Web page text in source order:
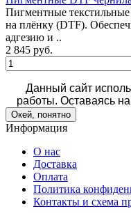
Пигментные
на плёнку (DTF).
адгезию и ..
2 845 руб.
Данный сайт
работы. Оставаясь
Окей, понятно
Информация
О нас
Доставка
Оплата
Политика
Контакты и схема